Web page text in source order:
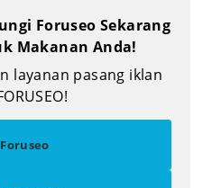
Foruseo Sekarang
Makanan Anda!
layanan pasang iklan